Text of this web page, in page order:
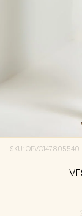
SKU: OPVC147805540